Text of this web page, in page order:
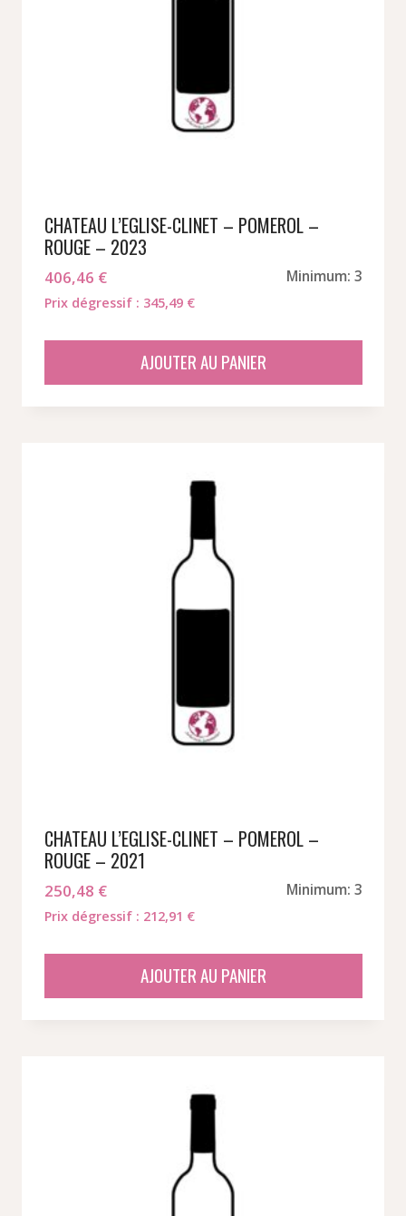
CHATEAU L’EGLISE-CLINET – POMEROL –
ROUGE – 2023
406,46 € Minimum: 3
Prix dégressif : 345,49 €
AJOUTER AU PANIER
CHATEAU L’EGLISE-CLINET – POMEROL –
ROUGE – 2021
250,48 € Minimum: 3
Prix dégressif : 212,91 €
AJOUTER AU PANIER